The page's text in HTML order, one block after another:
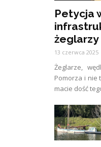
Petycja
żeglarzy
13 czerwca 2025
Żeglarze,
Pomorza i nie
macie dość